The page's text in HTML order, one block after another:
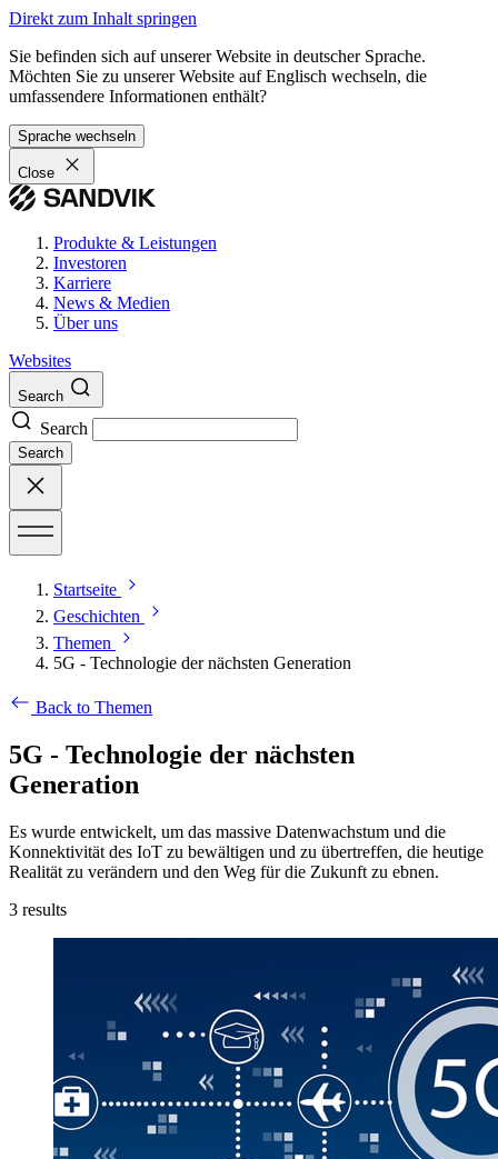
Direkt zum Inhalt springen
Sie befinden sich auf unserer Website in deutscher Sprache.
Möchten Sie zu unserer Website auf Englisch wechseln, die
umfassendere Informationen enthält?
Sprache wechseln
Close
Produkte & Leistungen
Investoren
Karriere
News & Medien
Über uns
Websites
Search
Search
Search
Startseite
Geschichten
Themen
5G - Technologie der nächsten Generation
Back to Themen
5G - Technologie der nächsten
Generation
Es wurde entwickelt, um das massive Datenwachstum und die
Konnektivität des IoT zu bewältigen und zu übertreffen, die heutige
Realität zu verändern und den Weg für die Zukunft zu ebnen.
3 results